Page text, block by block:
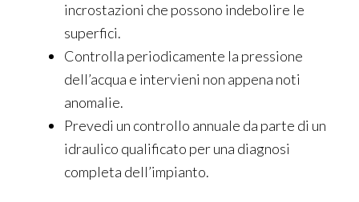
incrostazioni che possono indebolire le
superfici.
Controlla periodicamente la pressione
dell’acqua e intervieni non appena noti
anomalie.
Prevedi un controllo annuale da parte di un
idraulico qualificato per una diagnosi
completa dell’impianto.